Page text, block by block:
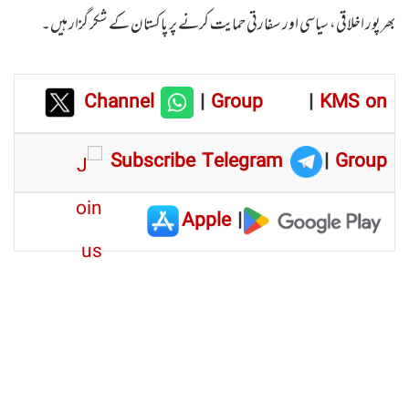
بھرپور اخلاقی، سیاسی اور سفارتی حمایت کرنے پر پاکستان کے شکر گزار ہیں۔
Channel |Group | KMS on
Subscribe Telegram
| Group
|
Apple